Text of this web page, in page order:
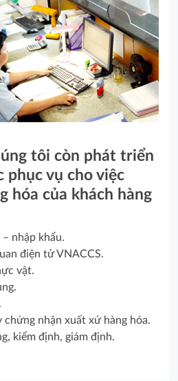
tôi còn phát triển
phục vụ cho việc
hóa của khách hàng
nhập khẩu.
điện tử VNACCS.
vật.
chứng nhận xuất xứ hàng hóa.
kiểm định, giám định.